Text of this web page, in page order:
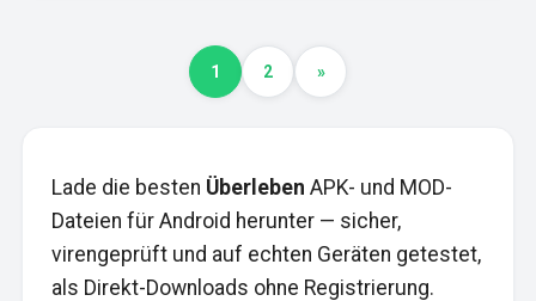
1 2 »
Lade die besten Überleben APK- und MOD-
Dateien für Android herunter — sicher,
virengeprüft und auf echten Geräten getestet,
als Direkt-Downloads ohne Registrierung.